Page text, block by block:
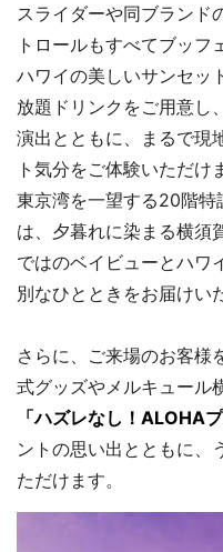
スライダーや同ブランド
トロールもすべてブッフ
ハワイの美しいサンセッ
放題ドリンクをご用意し
演出とともに、まるで現
ト気分をご体験いただけ
東京湾を一望する20階
は、夕暮れに染まる横須
ではのベイビューとハワ
別なひとときをお届けい
さらに、ご来場のお客様
式グッズやメルキュール
「ハズレなし！ALOHA
ントの思い出とともに、
ただけます。